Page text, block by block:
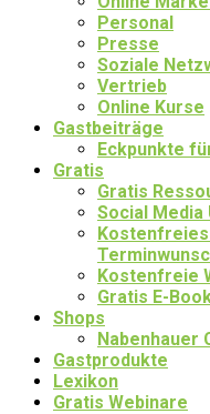
Personal
Presse
Soziale
Vertrieb
Online Kurse
Gastbeiträge
Eckpunkte
Gratis
Gratis
Social Media
Kostenfreie
Gratis E-
Shops
Nabenhauer
Gastprodukte
Lexikon
Gratis Webinare